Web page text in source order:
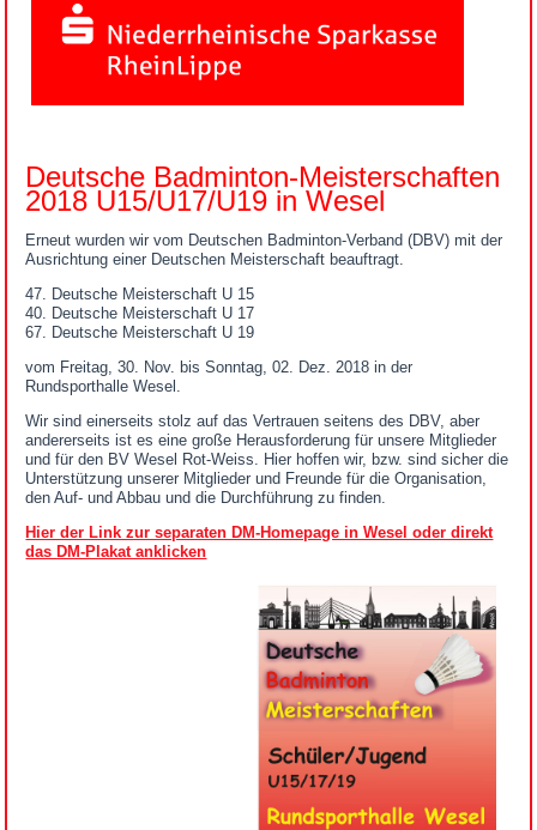
Deutsche Badminton-Meisterschaften
2018 U15/U17/U19 in Wesel
Erneut wurden wir vom Deutschen Badminton-Verband (DBV) mit der
Ausrichtung einer Deutschen Meisterschaft beauftragt.
47. Deutsche Meisterschaft U 15
40. Deutsche Meisterschaft U 17
67. Deutsche Meisterschaft U 19
vom Freitag, 30. Nov. bis Sonntag, 02. Dez. 2018 in der
Rundsporthalle Wesel.
Wir sind einerseits stolz auf das Vertrauen seitens des DBV, aber
andererseits ist es eine große Herausforderung für unsere Mitglieder
und für den BV Wesel Rot-Weiss. Hier hoffen wir, bzw. sind sicher die
Unterstützung unserer Mitglieder und Freunde für die Organisation,
den Auf- und Abbau und die Durchführung zu finden.
Hier der Link zur separaten DM-Homepage in Wesel oder direkt
das DM-Plakat anklicken